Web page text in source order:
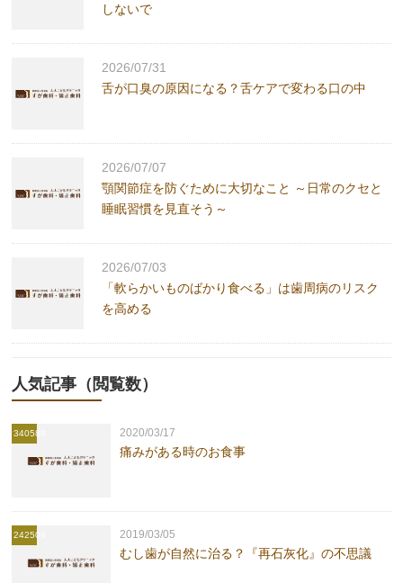
しないで
2026/07/31
舌が口臭の原因になる？舌ケアで変わる口の中
2026/07/07
顎関節症を防ぐために大切なこと ～日常のクセと
睡眠習慣を見直そう～
2026/07/03
「軟らかいものばかり食べる」は歯周病のリスク
を高める
人気記事（閲覧数）
340588 2020/03/17
痛みがある時のお食事
242509 2019/03/05
むし歯が自然に治る？『再石灰化』の不思議